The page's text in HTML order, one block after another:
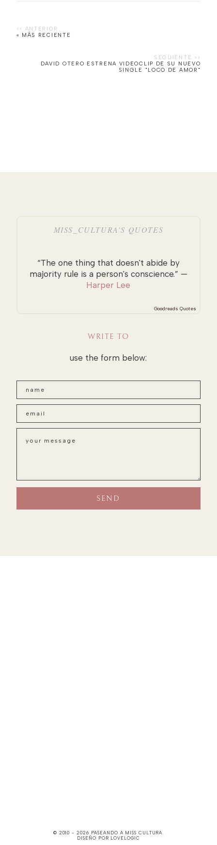
« MÁS RECIENTE
DAVID OTERO ESTRENA VIDEOCLIP DE SU NUEVO
SINGLE "LOCO DE AMOR"
MISS_CULTURA’S QUOTES
“The one thing that doesn't abide by
majority rule is a person's conscience.” —
Harper Lee
Goodreads Quotes
WRITE TO
use the form below:
© 2010 - 2026 PASEANDO A MISS CULTURA
DISEÑO POR LOVELOGIC